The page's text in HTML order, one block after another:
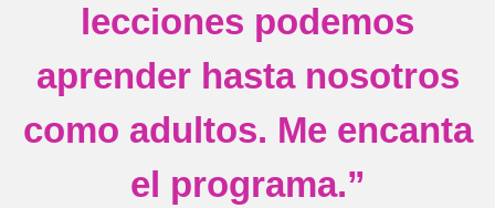
lecciones podemos
aprender hasta nosotros
como adultos. Me encanta
el programa.”